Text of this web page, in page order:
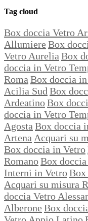
Tag cloud
Box doccia Vetro
Allumiere Box
Vetro Aurelia Box
doccia in Vetro
Roma Box doccia
Acilia Sud Box
ArdeatinoBox
doccia in Vetro
Agosta Box doccia
Artena Acquari su
Box doccia in Vetro
RomanoBox
Interni in VetroBox
Acquari su misura
doccia Vetro
Alberone Box